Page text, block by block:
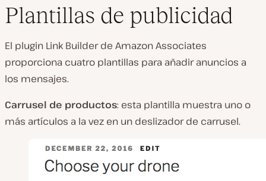
Plantillas de publicidad
El plugin Link Builder de Amazon Associates
proporciona cuatro plantillas para añadir anuncios a
los mensajes.
Carrusel de productos: esta plantilla muestra uno o
más artículos a la vez en un deslizador de carrusel.